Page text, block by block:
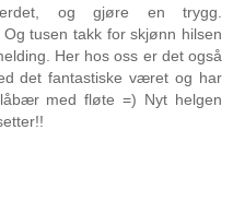
og gjøre en trygg.
tusen takk for skjønn hilsen
Her hos oss er det også
det fantastiske været og har
med fløte =) Nyt helgen